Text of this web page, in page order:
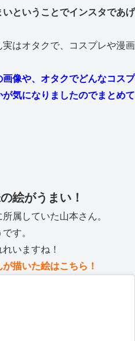
ということでインスタであげ
はオタクで、コスプレや漫画
像や、オタクでどんなコスプ
気になりましたのでまとめて
絵がうまい！
属していた山本さん。
す。
いますね！
描いた絵はこちら！